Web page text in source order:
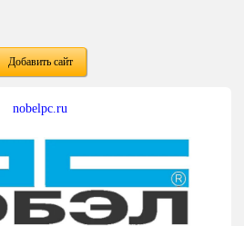
Добавить сайт
nobelpc.ru